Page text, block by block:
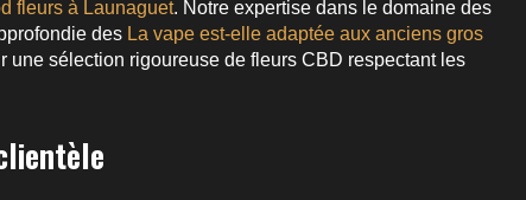
fleurs à Launaguet. Notre expertise dans le domaine des
des La vape est-elle adaptée aux anciens gros
une sélection rigoureuse de fleurs CBD respectant les